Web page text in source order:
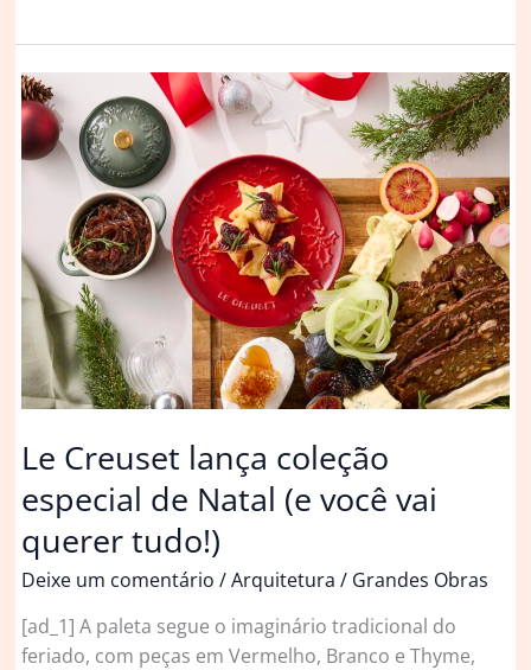
elenco
do
Casa
Vogue
50
celebração
especial
Le Creuset lança coleção
especial de Natal (e você vai
querer tudo!)
Deixe um comentário /Arquitetura / Grandes Obras
[ad_1] A paleta segue o imaginário tradicional do
feriado, com peças em Vermelho, Branco e Thyme,